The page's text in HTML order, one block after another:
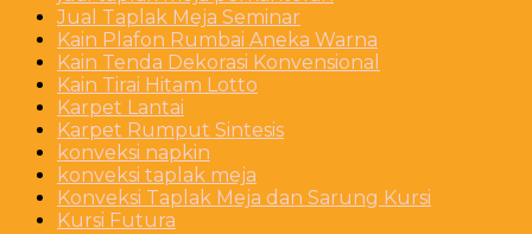
Jual Taplak Meja Seminar
Kain Plafon Rumbai Aneka Warna
Kain Tenda Dekorasi Konvensional
Kain Tirai Hitam Lotto
Karpet Lantai
Karpet Rumput Sintesis
konveksi napkin
konveksi taplak meja
Konveksi Taplak Meja dan Sarung Kursi
Kursi Futura